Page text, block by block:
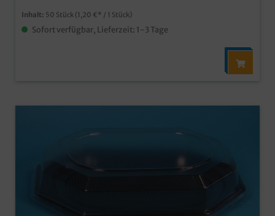
Inhalt: 50 Stück (1,20 €* / 1 Stück)
Sofort verfügbar, Lieferzeit: 1-3 Tage